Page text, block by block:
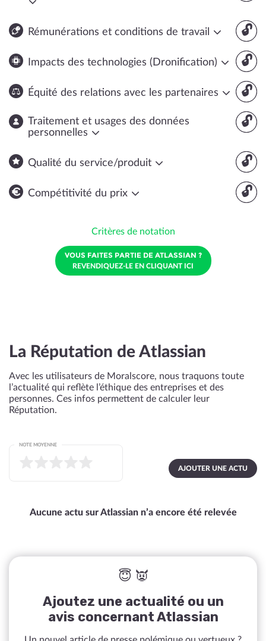
🔓
Rémunérations et conditions de travail
🔓
Impacts des technologies (Dronification)
🔓
Équité des relations avec les partenaires
🔓
Traitement et usages des données
personnelles
🔓
Qualité du service/produit
🔓
Compétitivité du prix
Critères de notation
VOUS FAITES PARTIE DE ATLASSIAN ?
REVENDIQUEZ-LE EN CLIQUANT ICI
La Réputation de Atlassian
Avec les utilisateurs de Moralscore, nous traquons toute
l’actualité qui reflète l’éthique des entreprises et des
personnes. Ces infos permettent de calculer leur
Réputation.
AJOUTER UNE ACTU
NOTE MOYENNE
Aucune actu sur Atlassian n’a encore été relevée
😇 👿
Ajoutez une actualité ou un
avis concernant Atlassian